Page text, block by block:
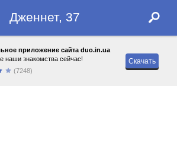
Дженнет, 37
приложение сайта duo.in.ua
наши знакомства сейчас!
(7248)
Скачать